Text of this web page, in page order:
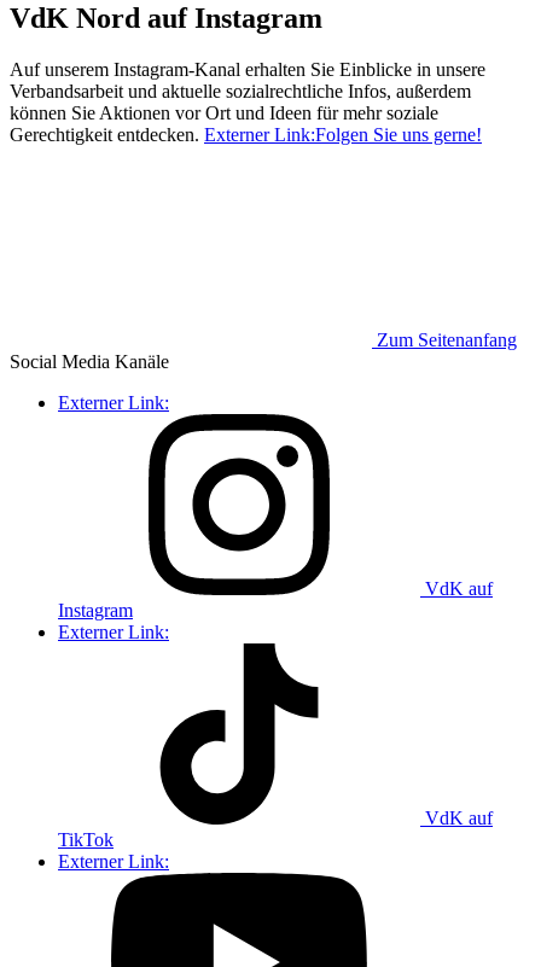
VdK Nord auf Instagram
Auf unserem Instagram-Kanal erhalten Sie Einblicke in unsere
Verbandsarbeit und aktuelle sozialrechtliche Infos, außerdem
können Sie Aktionen vor Ort und Ideen für mehr soziale
Gerechtigkeit entdecken. Externer Link:Folgen Sie uns gerne!
Zum Seitenanfang
Social Media Kanäle
Externer Link:
VdK auf
Instagram
Externer Link:
VdK auf
TikTok
Externer Link: